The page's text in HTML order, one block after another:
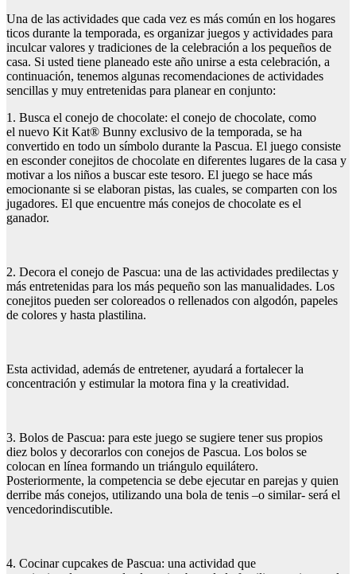
Una de las actividades que cada vez es más común en los hogares
ticos durante la temporada, es organizar juegos y actividades para
inculcar valores y tradiciones de la celebración a los pequeños de
casa. Si usted tiene planeado este año unirse a esta celebración, a
continuación, tenemos algunas recomendaciones de actividades
sencillas y muy entretenidas para planear en conjunto:
1. Busca el conejo de chocolate: el conejo de chocolate, como
el nuevo Kit Kat® Bunny exclusivo de la temporada, se ha
convertido en todo un símbolo durante la Pascua. El juego consiste
en esconder conejitos de chocolate en diferentes lugares de la casa y
motivar a los niños a buscar este tesoro. El juego se hace más
emocionante si se elaboran pistas, las cuales, se comparten con los
jugadores. El que encuentre más conejos de chocolate es el
ganador.
2. Decora el conejo de Pascua: una de las actividades predilectas y
más entretenidas para los más pequeño son las manualidades. Los
conejitos pueden ser coloreados o rellenados con algodón, papeles
de colores y hasta plastilina.
Esta actividad, además de entretener, ayudará a fortalecer la
concentración y estimular la motora fina y la creatividad.
3. Bolos de Pascua: para este juego se sugiere tener sus propios
diez bolos y decorarlos con conejos de Pascua. Los bolos se
colocan en línea formando un triángulo equilátero.
Posteriormente, la competencia se debe ejecutar en parejas y quien
derribe más conejos, utilizando una bola de tenis –o similar- será el
vencedorindiscutible.
4. Cocinar cupcakes de Pascua: una actividad que